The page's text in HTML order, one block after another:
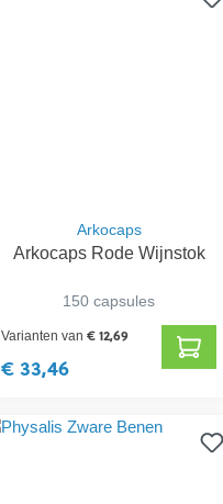
Arkocaps
Arkocaps Rode Wijnstok
150 capsules
Varianten van€ 12,69
€ 33,46